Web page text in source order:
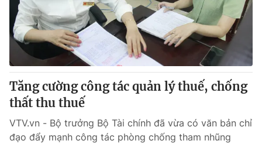
Cơ quan chủ quản:Đài Truyền hình Việt Nam
Cơ quan báo chí:Thời báo VTV
Giấy phép hoạt động báo in và báo điện tử số 483/GP-BTTTT
cấp ngày 29/12/2023
Tổng Biên tập:Vũ Thanh Thủy
Phó Tổng Biên tập:Nguyễn Thị Mỹ Hạnh, Phạm Quốc Thắng,
Nguyễn Trọng Ninh
Tổng đài VTV:024.38 355 931 - 024.38 355 932
Tăng cường công tác quản lý thuế, chống
thất thu thuế
VTV.vn - Bộ trưởng Bộ Tài chính đã vừa có văn bản chỉ
đạo đẩy mạnh công tác phòng chống tham nhũng